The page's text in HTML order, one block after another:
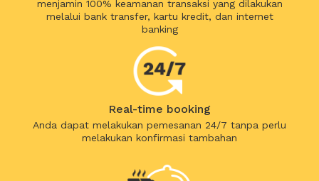
menjamin 100% keamanan transaksi yang dilakukan
melalui bank transfer, kartu kredit, dan internet
banking
Real-time booking
Anda dapat melakukan pemesanan 24/7 tanpa perlu
melakukan konfirmasi tambahan